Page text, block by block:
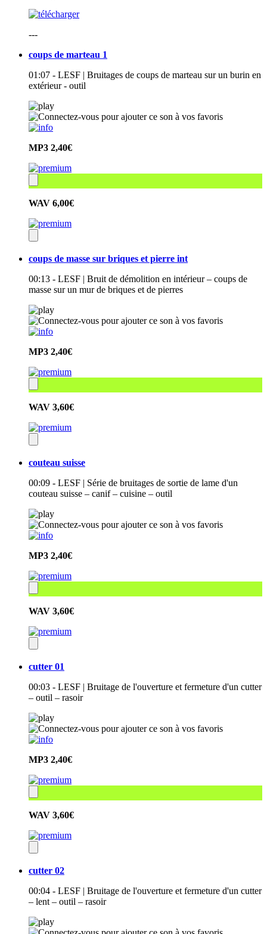
---
coups de marteau 1
01:07 - LESF | Bruitages de coups de marteau sur un burin en
extérieur - outil
MP3 2,40€
WAV 6,00€
coups de masse sur briques et pierre int
00:13 - LESF | Bruit de démolition en intérieur – coups de
masse sur un mur de briques et de pierres
MP3 2,40€
WAV 3,60€
couteau suisse
00:09 - LESF | Série de bruitages de sortie de lame d'un
couteau suisse – canif – cuisine – outil
MP3 2,40€
WAV 3,60€
cutter 01
00:03 - LESF | Bruitage de l'ouverture et fermeture d'un cutter
– outil – rasoir
MP3 2,40€
WAV 3,60€
cutter 02
00:04 - LESF | Bruitage de l'ouverture et fermeture d'un cutter
– lent – outil – rasoir